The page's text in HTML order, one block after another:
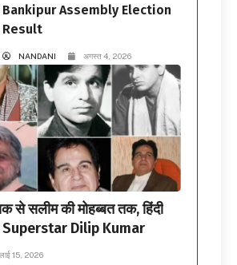
Bankipur Assembly Election
Result
NANDANI अगस्त 4, 2026
से सलीम की मोहब्बत तक, हिंदी
Superstar Dilip Kumar
15, 2026